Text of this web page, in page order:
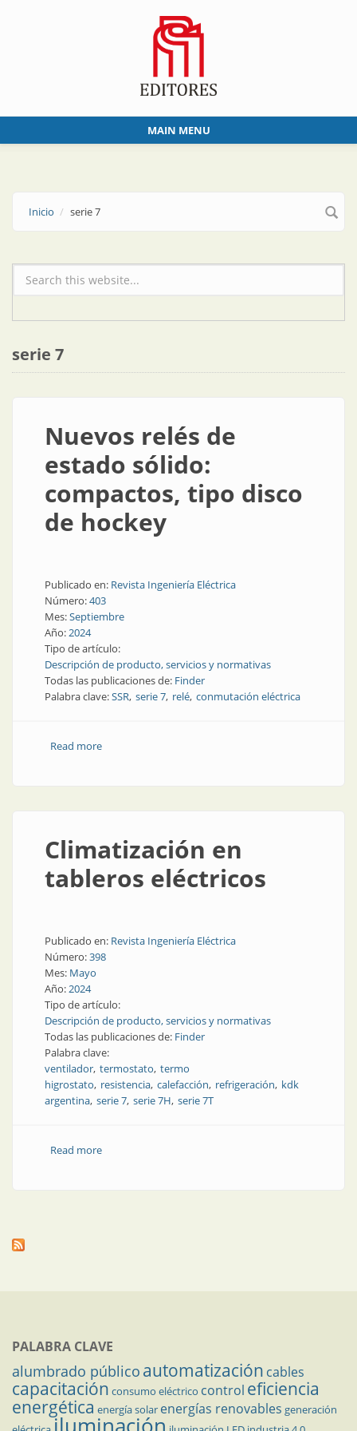
MAIN MENU
Inicio serie 7
Formulario de búsqueda
serie 7
Nuevos relés de
estado sólido:
compactos, tipo disco
de hockey
Publicado en: Revista Ingeniería Eléctrica
Número:403
Mes:Septiembre
Año:2024
Tipo de artículo:
Descripción de producto, servicios y normativas
Todas las publicaciones de: Finder
Palabra clave:SSR serie 7 relé conmutación eléctrica
Read moreabout Nuevos relés de estado sólido: compactos, tipo
Climatización en
tableros eléctricos
Publicado en: Revista Ingeniería Eléctrica
Número:398
Mes: Mayo
Año:2024
Tipo de artículo:
Descripción de producto, servicios y normativas
Todas las publicaciones de: Finder
Palabra clave:
ventilador termostato termo
higrostato resistencia calefacción refrigeración kdk
argentina serie 7 serie 7H serie 7T
Read moreabout Climatización en tableros eléctricos
PALABRA CLAVE
alumbrado público automatización cables
capacitación consumo eléctrico control eficiencia
energética energía solar energías renovables generación